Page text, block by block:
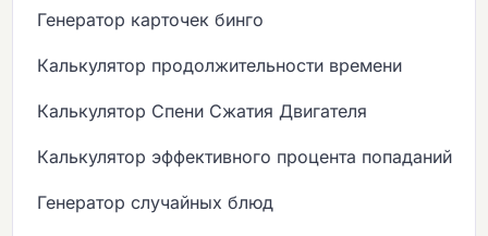
Генератор карточек бинго
Калькулятор продолжительности времени
Калькулятор Спени Сжатия Двигателя
Калькулятор эффективного процента попаданий
Генератор случайных блюд